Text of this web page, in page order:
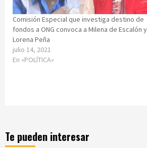
Comisión Especial que investiga destino de
fondos a ONG convoca a Milena de Escalón y
Lorena Peña
julio 14, 2021
En «POLÍTICA»
Te pueden interesar